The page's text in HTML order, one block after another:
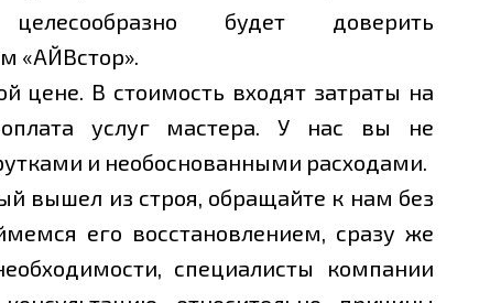
будет доверить
«АЙВстор».
В стоимость входят затраты на
услуг мастера. У нас вы не
и необоснованными расходами.
вышел из строя, обращайте к нам без
его восстановлением, сразу же
специалисты компании